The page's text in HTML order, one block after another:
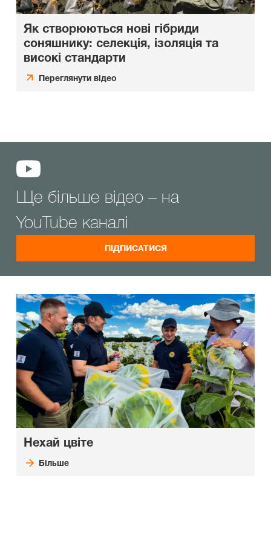
Як створюються нові гібриди
соняшнику: селекція, ізоляція та
високі стандарти
Переглянути відео
Ще більше відео – на
YouTube каналі
ПІДПИСАТИСЯ
Нехай цвіте
Більше